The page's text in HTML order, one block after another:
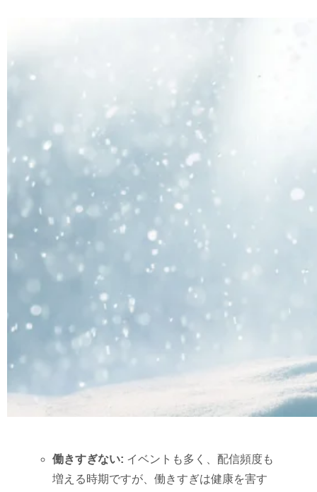
働きすぎない: イベントも多く、配信頻度も
増える時期ですが、働きすぎは健康を害す